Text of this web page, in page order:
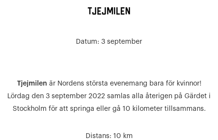
Tjejmilen
Datum: 3 september
Tjejmilen är Nordens största evenemang bara för kvinnor!
Lördag den 3 september 2022 samlas alla återigen på Gärdet i
Stockholm för att springa eller gå 10 kilometer tillsammans.
Distans: 10 km